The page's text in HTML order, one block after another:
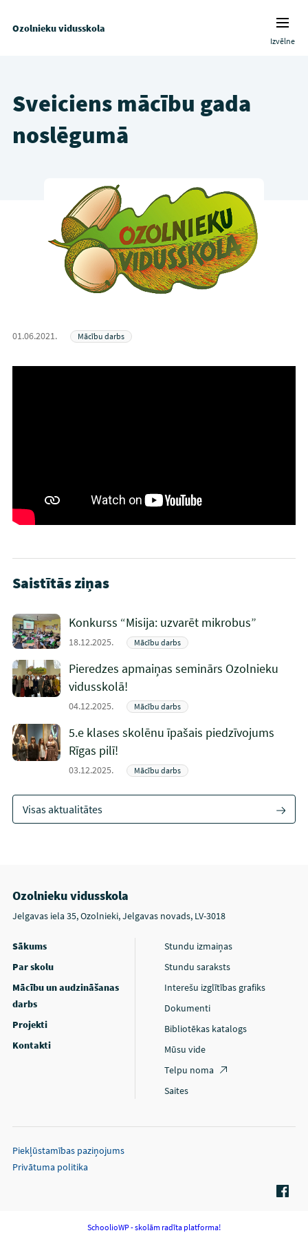
Ozolnieku vidusskola
Izvēlne
Sveiciens mācību gada
noslēgumā
01.06.2021. Mācību darbs
Saistītās ziņas
Konkurss “Misija: uzvarēt mikrobus”
18.12.2025. Mācību darbs
Pieredzes apmaiņas seminārs Ozolnieku
vidusskolā!
04.12.2025. Mācību darbs
5.e klases skolēnu īpašais piedzīvojums
Rīgas pilī!
03.12.2025. Mācību darbs
Visas aktualitātes
Ozolnieku vidusskola
Jelgavas iela 35, Ozolnieki, Jelgavas novads, LV-3018
Sākums
Par skolu
Mācību un audzināšanas
darbs
Projekti
Kontakti
Stundu izmaiņas
Stundu saraksts
Interešu izglītības grafiks
Dokumenti
Bibliotēkas katalogs
Mūsu vide
Telpu noma
Saites
Piekļūstamības paziņojums
Privātuma politika
SchoolioWP - skolām radīta platforma!